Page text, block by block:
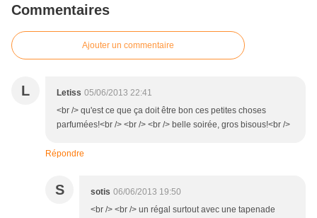
Commentaires
Ajouter un commentaire
L Letiss 05/06/2013 22:41
<br /> qu'est ce que ça doit être bon ces petites choses
parfumées!<br /> <br /> <br /> belle soirée, gros bisous!<br />
Répondre
S sotis 06/06/2013 19:50
<br /> <br /> un régal surtout avec une tapenade